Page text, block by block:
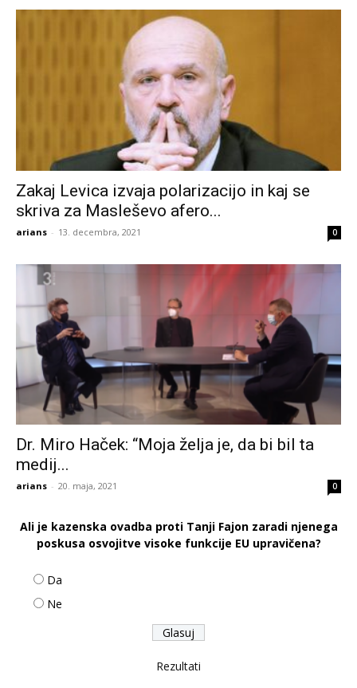
Zakaj Levica izvaja polarizacijo in kaj se
skriva za Masleševo afero...
arians - 13. decembra, 2021 0
Dr. Miro Haček: “Moja želja je, da bi bil ta
medij...
arians - 20. maja, 2021 0
Ali je kazenska ovadba proti Tanji Fajon zaradi njenega
poskusa osvojitve visoke funkcije EU upravičena?
Da
Ne
Rezultati